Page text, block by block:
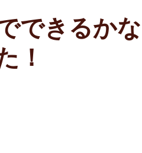
できるか
！